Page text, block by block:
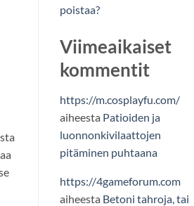
poistaa?
Viimeaikaiset
kommentit
https://m.cosplayfu.com/
aiheesta Patioiden ja
luonnonkivilaattojen
pitäminen puhtaana
https://4gameforum.com
aiheesta Betoni tahroja, tai